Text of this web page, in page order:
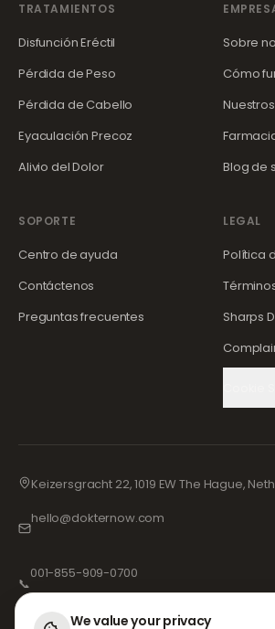
TRATAMIENTOS
Disfunción Eréctil
Pérdida de Peso
Pérdida de Cabello
Eyaculación Precoz
Alivio del Dolor
Sobre
Cómo
Blog de
SOPORTE
Centro de ayuda
Contáctenos
Preguntas frecuentes
LEGAL
Política
Sharps
Keizersgracht 22, 1019 EW The Hague,
hello@dokternow.com
📞
001-855-909-0700
We value your privacy